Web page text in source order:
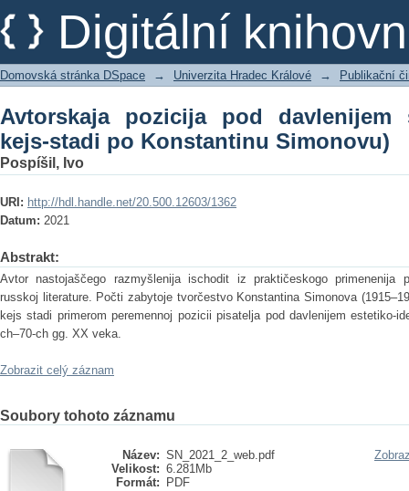
Digitální
Avtorskaja pozicija pod davlenijem
Simonovu)
Domovská stránka DSpace → Univerzita Hradec Králové → Publikační
Avtorskaja pozicija pod davlenijem
kejs-stadi po Konstantinu Simonovu)
Pospíšil, Ivo
URI: http://hdl.handle.net/20.500.12603/1362
Datum: 2021
Abstrakt:
Avtor nastojaščego razmyšlenija ischodit iz praktičeskogo primenenija
russkoj literature. Počti zabytoje tvorčestvo Konstantina Simonova
kejs stadi primerom peremennoj pozicii pisatelja pod davlenijem estetiko-
ch–70-ch gg. ХХ veka.
Zobrazit celý záznam
Soubory tohoto záznamu
Název: SN_2021_2_web.pdf
Velikost: 6.281Mb
Formát:
PDF